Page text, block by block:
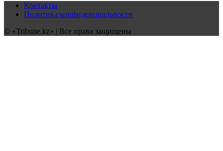
Контакты
Политика конфиденциальности
© «Tribune.kz» | Все права защищены